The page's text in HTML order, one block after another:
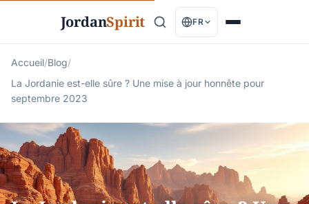
JordanSpirit FR
Accueil/Blog/
La Jordanie est-elle sûre ? Une mise à jour honnête pour
septembre 2023